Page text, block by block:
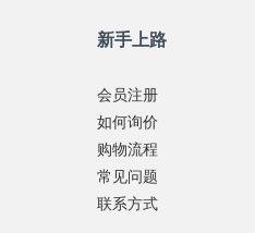
新手上路
会员注册
如何询价
购物流程
常见问题
联系方式